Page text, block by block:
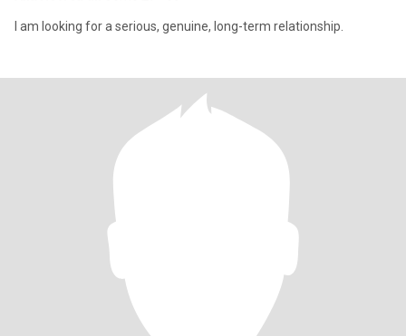
I am looking for a serious, genuine, long-term relationship.